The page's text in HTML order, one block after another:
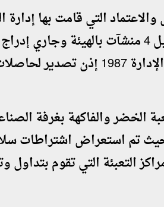
التي قامت بها
الخضر والفاكهة بغرفة
مايو الجاري، حيث تم استعراض
التعبئة التي تقوم بتداول